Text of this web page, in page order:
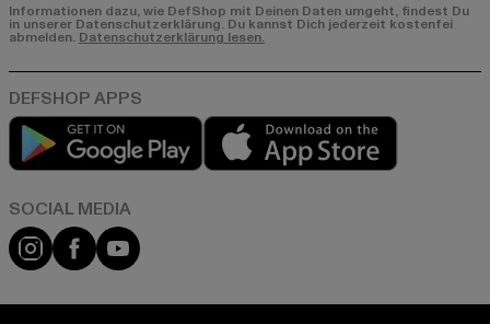
Informationen dazu, wie DefShop mit Deinen Daten umgeht, findest Du
in unserer Datenschutzerklärung. Du kannst Dich jederzeit kostenfei
abmelden. Datenschutzerklärung lesen.
Play market
Instagram
FacebookYouTube